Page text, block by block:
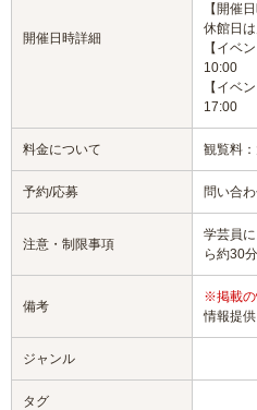
開催日時詳細
【開催
休館日
【イベ
10:00
【イベ
17:00
料金について 観覧料
予約/応募 問い合
注意・制限事項
学芸員
ら約30
備考
※掲載の
情報提
ジャンル
タグ